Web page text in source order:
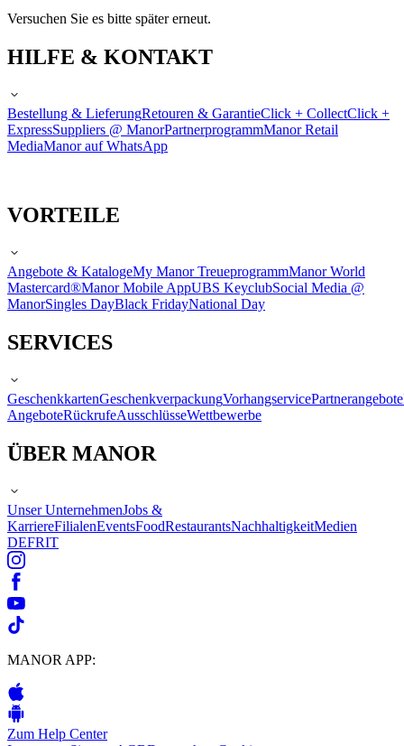
Versuchen Sie es bitte später erneut.
HILFE & KONTAKT
Bestellung & LieferungRetouren & GarantieClick + CollectClick +
ExpressSuppliers @ ManorPartnerprogrammManor Retail
MediaManor auf WhatsApp
VORTEILE
Angebote & KatalogeMy Manor TreueprogrammManor World
Mastercard®Manor Mobile AppUBS KeyclubSocial Media @
ManorSingles DayBlack FridayNational Day
SERVICES
GeschenkkartenGeschenkverpackungVorhangservicePartnerangebote
AngeboteRückrufeAusschlüsseWettbewerbe
ÜBER MANOR
Unser UnternehmenJobs &
KarriereFilialenEventsFoodRestaurantsNachhaltigkeitMedien
DEFRIT
MANOR APP:
Zum Help Center